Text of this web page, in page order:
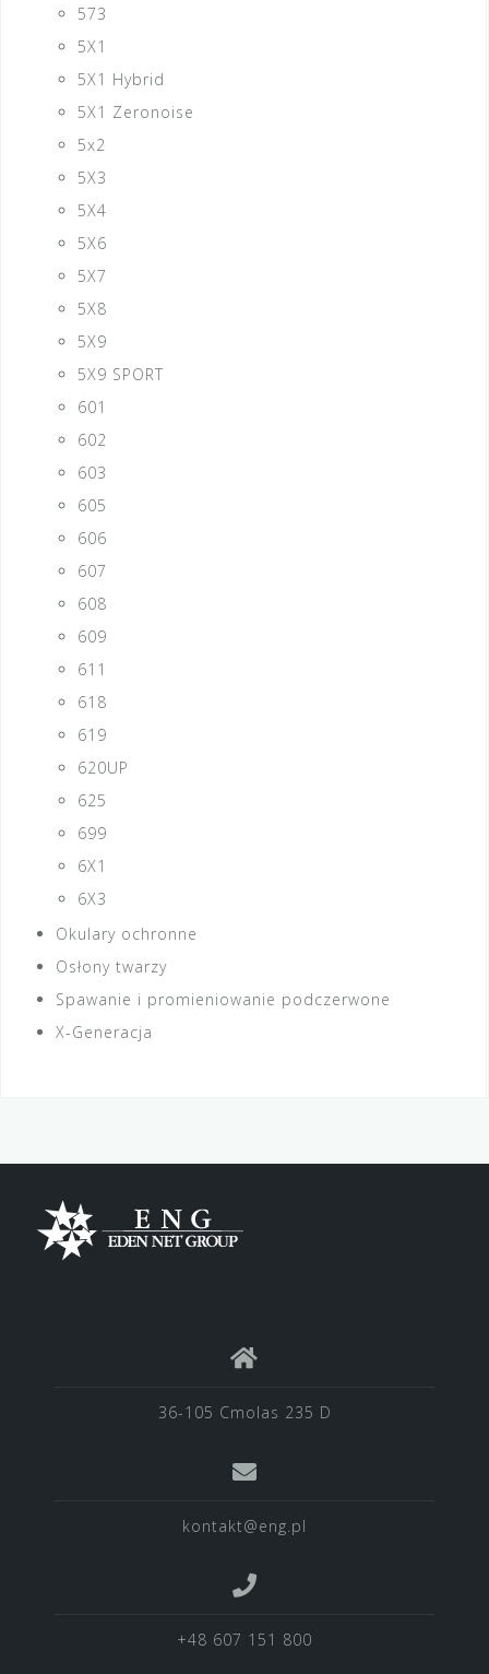
573
5X1
5X1 Hybrid
5X1 Zeronoise
5x2
5X3
5X4
5X6
5X7
5X8
5X9
5X9 SPORT
601
602
603
605
606
607
608
609
611
618
619
620UP
625
699
6X1
6X3
Okulary ochronne
Osłony twarzy
Spawanie i promieniowanie podczerwone
X-Generacja
36-105 Cmolas 235 D
kontakt@eng.pl
+48 607 151 800